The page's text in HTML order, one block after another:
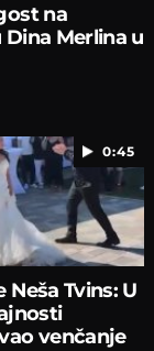
na
Merlina u
0:45
Neša Tvins: U
venčanje